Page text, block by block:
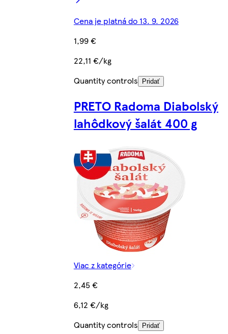
Cena je platná do 13. 9. 2026
1,99 €
22,11 €/kg
Quantity controls
Pridať
PRETO Radoma Diabolský
lahôdkový šalát 400 g
Viac z kategórie
2,45 €
6,12 €/kg
Quantity controls
Pridať